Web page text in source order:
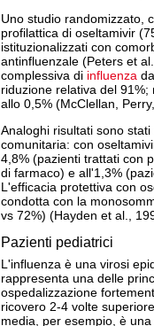
Uno studio randomizzato,
profilattica di oseltamivir
istituzionalizzati con
antinfluenzale (Peters et
complessiva di influenza
riduzione relativa del
allo 0,5% (McClellan,
Analoghi risultati sono
comunitaria: con
4,8% (pazienti trattati con
di farmaco) e all'1,3%
L'efficacia protettiva con
condotta con la
vs 72%) (Hayden et al.,
Pazienti pediatrici
L'influenza è una virosi
rappresenta una delle
ospedalizzazione
ricovero 2-4 volte
media, per esempio, è